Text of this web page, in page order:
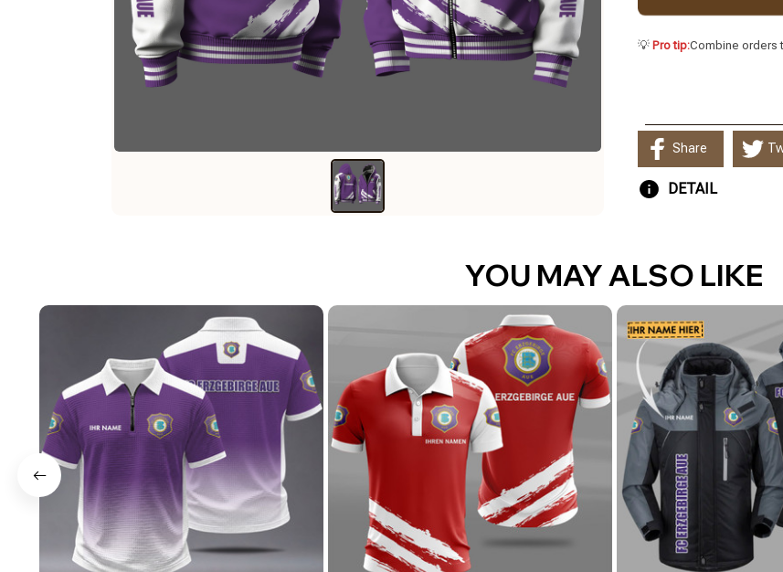
💡 Pro tip:Combine orders
Share
DETAIL
YOU MAY ALSO LIKE